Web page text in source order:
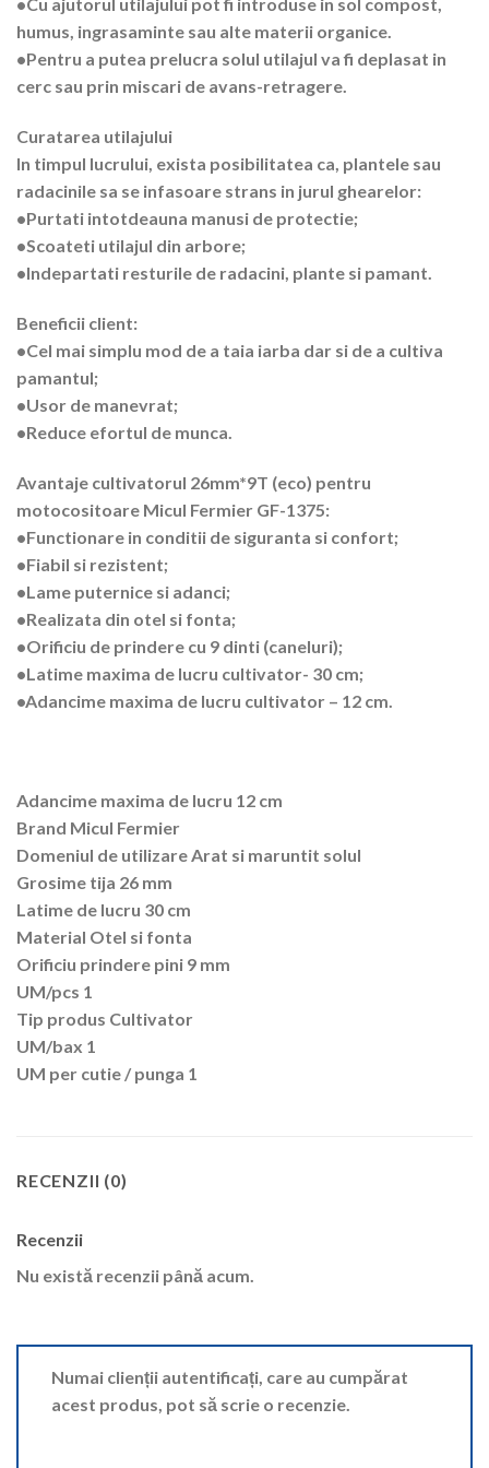
humus, ingrasaminte sau alte materii organice.
•Pentru a putea prelucra solul utilajul va fi deplasat in
cerc sau prin miscari de avans-retragere.
Curatarea utilajului
In timpul lucrului, exista posibilitatea ca, plantele sau
radacinile sa se infasoare strans in jurul ghearelor:
•Purtati intotdeauna manusi de protectie;
•Scoateti utilajul din arbore;
•Indepartati resturile de radacini, plante si pamant.
Beneficii client:
•Cel mai simplu mod de a taia iarba dar si de a cultiva
pamantul;
•Usor de manevrat;
•Reduce efortul de munca.
Avantaje cultivatorul 26mm*9T (eco) pentru
motocositoare Micul Fermier GF-1375:
•Functionare in conditii de siguranta si confort;
•Fiabil si rezistent;
•Lame puternice si adanci;
•Realizata din otel si fonta;
•Orificiu de prindere cu 9 dinti (caneluri);
•Latime maxima de lucru cultivator- 30 cm;
•Adancime maxima de lucru cultivator – 12 cm.
Adancime maxima de lucru 12 cm
Brand Micul Fermier
Domeniul de utilizare Arat si maruntit solul
Grosime tija 26 mm
Latime de lucru 30 cm
Material Otel si fonta
Orificiu prindere pini 9 mm
UM/pcs 1
Tip produs Cultivator
UM/bax 1
UM per cutie / punga 1
RECENZII (0)
Recenzii
Nu există recenzii până acum.
Numai clienții autentificați, care au cumpărat
acest produs, pot să scrie o recenzie.